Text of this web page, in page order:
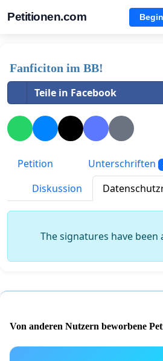
Petitionen.com
Fanficiton im BB!
Teile in Facebook
Petition Unterschriften
Diskussion
The signatures have been
Von anderen Nutzern beworbene